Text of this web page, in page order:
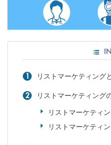
リストマーケティング
リストマーケティング
リストマーケティ
リストマーケティ